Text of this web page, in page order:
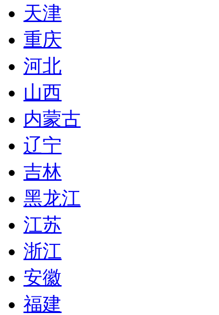
天津
重庆
河北
山西
内蒙古
辽宁
吉林
黑龙江
江苏
浙江
安徽
福建